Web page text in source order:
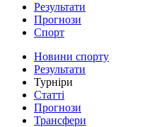
Результати
Прогнози
Спорт
Новини спорту
Результати
Турніри
Статті
Прогнози
Трансфери